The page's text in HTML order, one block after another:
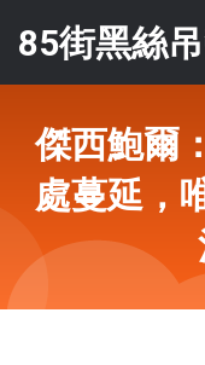
85街黑絲
傑西鮑爾
處蔓延，